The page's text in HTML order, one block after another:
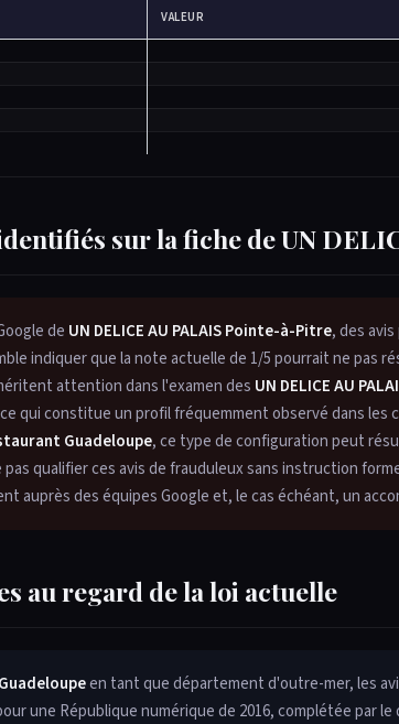
VALEUR
sur la fiche de UN
de UN DELICE AU PALAIS Pointe-à-Pitre, des
indiquer que la note actuelle de 1/5 pourrait ne pas
attention dans l'examen des UN DELICE AU
qui constitue un profil fréquemment observé dans
Guadeloupe, ce type de configuration peut
qualifier ces avis de frauduleux sans instruction
auprès des équipes Google et, le cas échéant, un
au regard de la loi actuelle
Guadeloupeen tant que département d'outre-mer, les
une République numérique de 2016, complétée par